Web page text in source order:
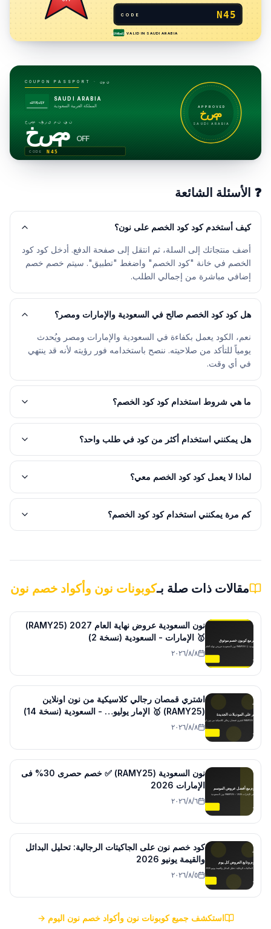
CODE N45
لا إله إلا الله VALID IN SAUDI ARABIA
COUPON PASSPORT · نون
لا إله إلا الله
SAUDI ARABIA
المملكة العربية السعودية
خصم فوري من نون
خصم OFF
CODE N45
APPROVED
خصم
SAUDI ARABIA
❓ الأسئلة الشائعة
كيف أستخدم كود كود الخصم على نون؟
أضف منتجاتك إلى السلة، ثم انتقل إلى صفحة الدفع. أدخل كود كود
الخصم في خانة "كود الخصم" واضغط "تطبيق". سيتم خصم خصم
إضافي مباشرة من إجمالي الطلب.
هل كود كود الخصم صالح في السعودية والإمارات ومصر؟
نعم، الكود يعمل بكفاءة في السعودية والإمارات ومصر ويُحدث
يومياً للتأكد من صلاحيته. ننصح باستخدامه فور رؤيته لأنه قد ينتهي
في أي وقت.
ما هي شروط استخدام كود كود الخصم؟
هل يمكنني استخدام أكثر من كود في طلب واحد؟
لماذا لا يعمل كود كود الخصم معي؟
كم مرة يمكنني استخدام كود كود الخصم؟
مقالات ذات صلة بـكوبونات نون وأكواد خصم نون
نون السعودية عروض نهاية العام 2027 (RAMY25)
🥇 الإمارات - السعودية (نسخة 2)
٨‏/٨‏/٢٠٢٦
اشتري قمصان رجالي كلاسيكية من نون اونلاين
(RAMY25) 🥇 الإمار يوليو… - السعودية (نسخة 14)
٨‏/٨‏/٢٠٢٦
نون السعودية (RAMY25) ✅ خصم حصرى 30% فى
الإمارات 2026
٦‏/٨‏/٢٠٢٦
كود خصم نون على الجاكيتات الرجالية: تحليل البدائل
والقيمة يونيو 2026
٥‏/٨‏/٢٠٢٦
استكشف جميع كوبونات نون وأكواد خصم نون اليوم →